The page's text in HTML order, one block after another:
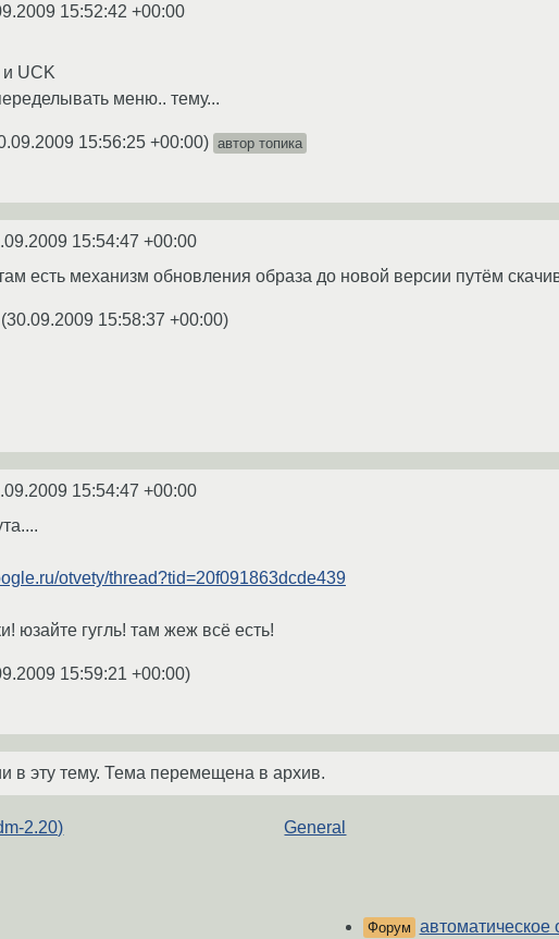
15:52:42 +00:00
и UCK
меню.. тему...
15:56:25 +00:00) автор топика
15:54:47 +00:00
есть механизм обновления образа до новой версии путём
(30.09.2009 15:58:37 +00:00)
15:54:47 +00:00
otvety/thread?tid=20f091863dcde439
юзайте гугль! там жеж всё есть!
15:59:21 +00:00)
в эту тему. Тема перемещена в архив.
2.20) General
Форум